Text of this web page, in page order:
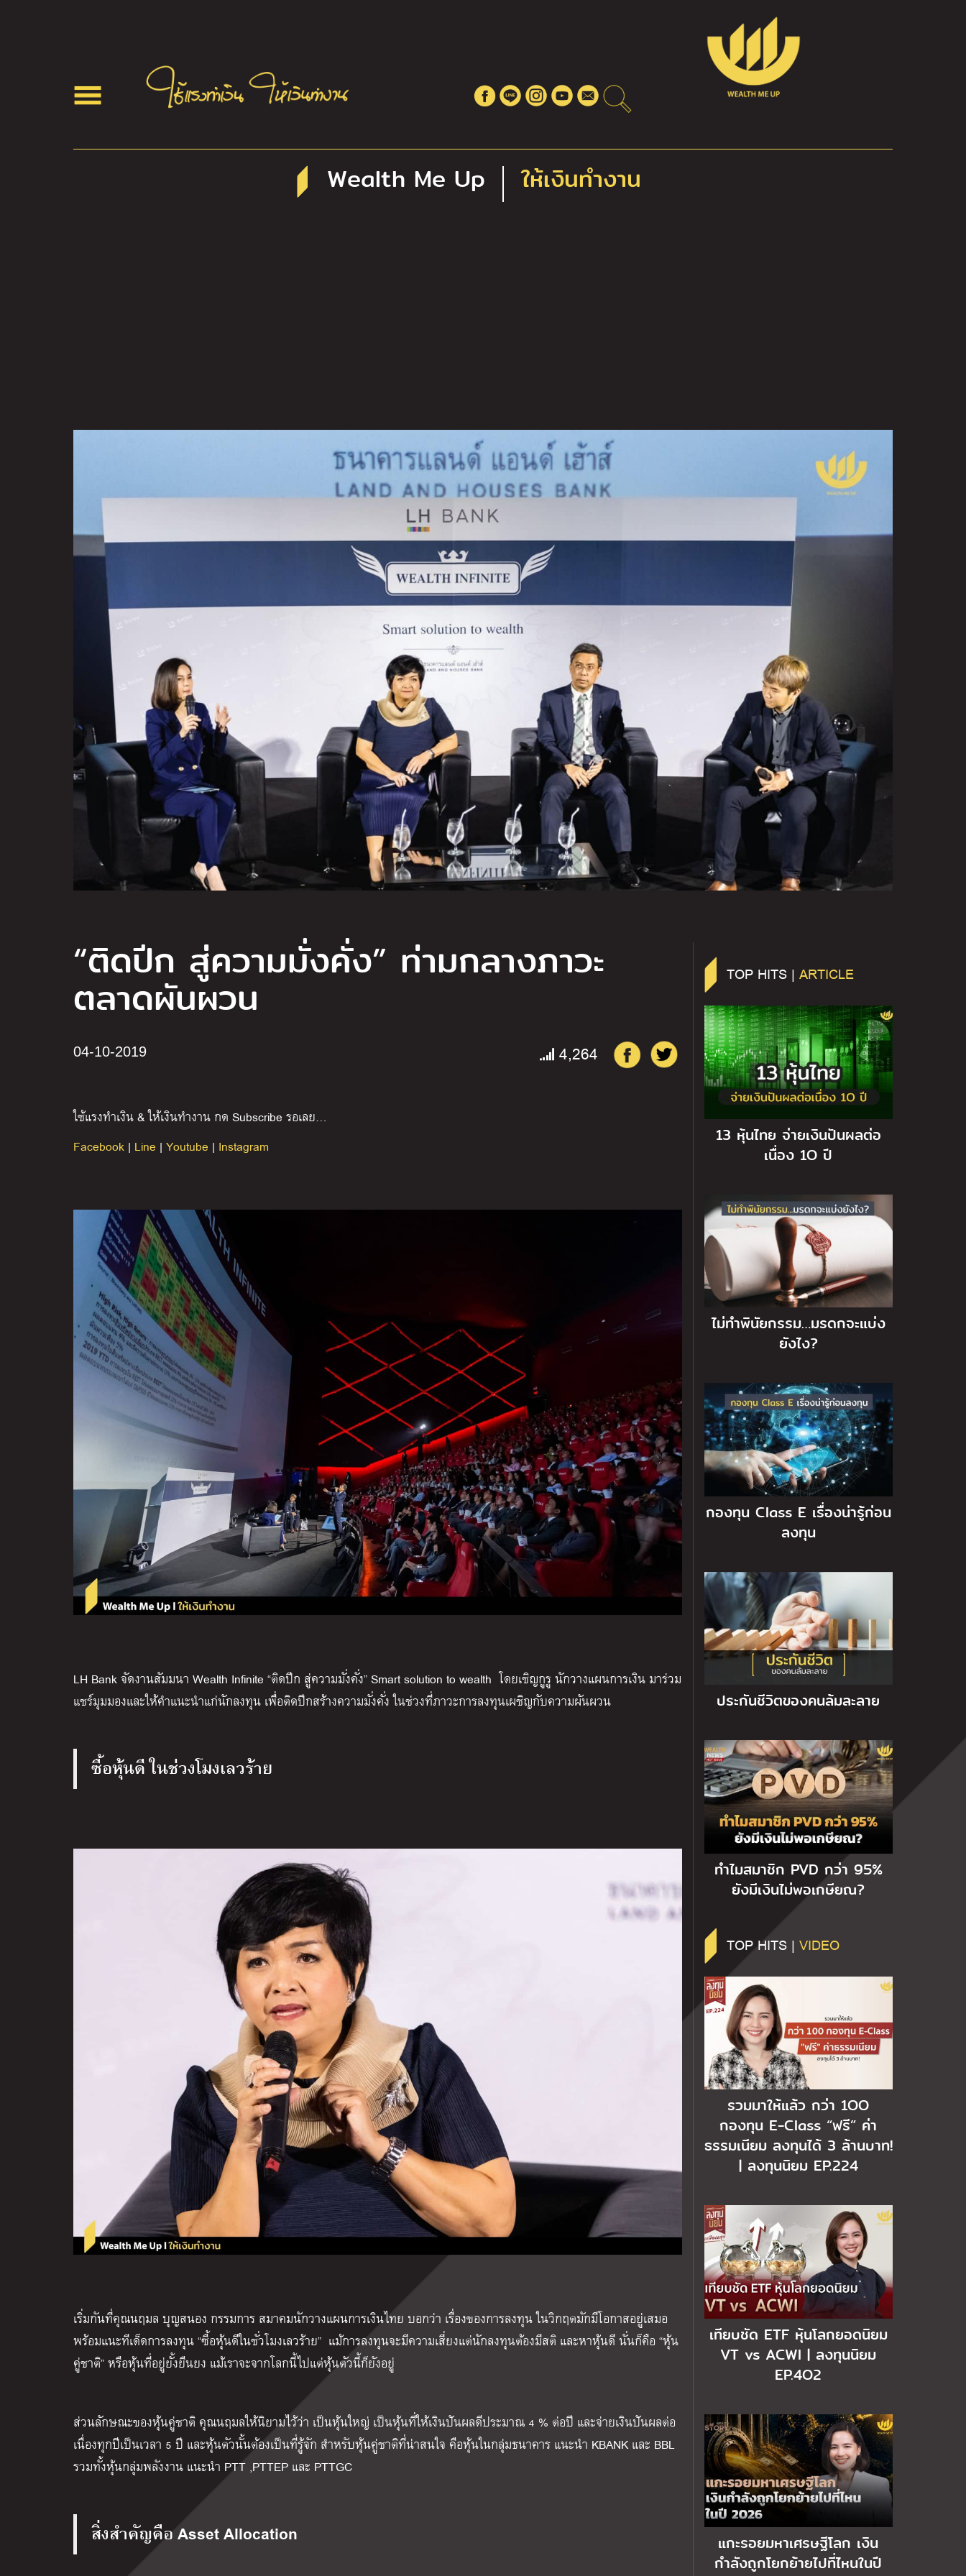
Wealth Me Up ให้เงินทำงาน
“ติดปีก สู่ความมั่งคั่ง” ท่ามกลางภาวะ
ตลาดผันผวน
04-10-2019 4,264
ใช้แรงทำเงิน & ให้เงินทำงาน กด Subscribe รอเลย…
Facebook | Line | Youtube | Instagram
LH Bank จัดงานสัมมนา Wealth Infinite “ติดปีก สู่ความมั่งคั่ง” Smart solution to wealth โดยเชิญกูรู นักวางแผนการเงิน มาร่วม
แชร์มุมมองและให้คำแนะนำแก่นักลงทุน เพื่อติดปีกสร้างความมั่งคั่ง ในช่วงที่ภาวะการลงทุนเผชิญกับความผันผวน
ซื้อหุ้นดี ในช่วงโมงเลวร้าย
เริ่มกันที่คุณนฤมล บุญสนอง กรรมการ สมาคมนักวางแผนการเงินไทย บอกว่า เรื่องของการลงทุน ในวิกฤตมักมีโอกาสอยู่เสมอ
พร้อมแนะทีเด็ดการลงทุน “ซื้อหุ้นดีในชั่วโมงเลวร้าย” แม้การลงทุนจะมีความเสี่ยงแต่นักลงทุนต้องมีสติ และหาหุ้นดี นั่นก็คือ “หุ้น
คู่ชาติ” หรือหุ้นที่อยู่ยั้งยืนยง แม้เราจะจากโลกนี้ไปแต่หุ้นตัวนี้ก็ยังอยู่
ส่วนลักษณะของหุ้นคู่ชาติ คุณนฤมลให้นิยามไว้ว่า เป็นหุ้นใหญ่ เป็นหุ้นที่ให้เงินปันผลดีประมาณ 4 % ต่อปี และจ่ายเงินปันผลต่อ
เนื่องทุกปีเป็นเวลา 5 ปี และหุ้นตัวนั้นต้องเป็นที่รู้จัก สำหรับหุ้นคู่ชาติที่น่าสนใจ คือหุ้นในกลุ่มธนาคาร แนะนำ KBANK และ BBL
รวมทั้งหุ้นกลุ่มพลังงาน แนะนำ PTT ,PTTEP และ PTTGC
สิ่งสำคัญคือAsset Allocation
TOP HITS | ARTICLE
13 หุ้นไทย จ่ายเงินปันผลต่อ
เนื่อง 1O ปี
ไม่ทำพินัยกรรม…มรดกจะแบ่ง
ยังไง?
กองทุน Class E เรื่องน่ารู้ก่อน
ลงทุน
ประกันชีวิตของคนล้มละลาย
ทำไมสมาชิก PVD กว่า 95%
ยังมีเงินไม่พอเกษียณ?
TOP HITS | VIDEO
รวมมาให้แล้ว กว่า 1OO
กองทุน E-Class “ฟรี” ค่า
ธรรมเนียม ลงทุนได้ 3 ล้านบาท!
| ลงทุนนิยม EP.224
เทียบชัด ETF หุ้นโลกยอดนิยม
VT vs ACWI | ลงทุนนิยม
EP.4O2
แกะรอยมหาเศรษฐีโลก เงิน
กำลังถูกโยกย้ายไปที่ไหนในปี